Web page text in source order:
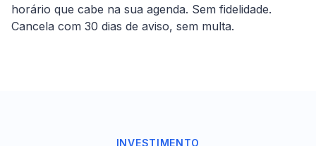
horário que cabe na sua agenda. Sem fidelidade.
Cancela com 30 dias de aviso, sem multa.
INVESTIMENTO